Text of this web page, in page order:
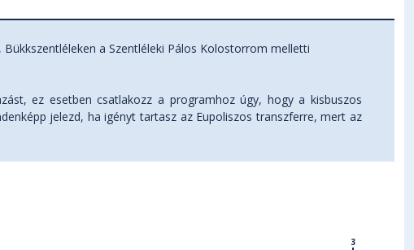
a Szentléleki Pálos Kolostorrom melletti
ez esetben csatlakozz a programhoz úgy, hogy a kisbuszos
jelezd, ha igényt tartasz az Eupoliszos transzferre, mert az
3